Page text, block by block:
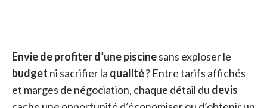
Envie de profiter d’une piscinesans exploser le
budget ni sacrifier la qualité? Entre tarifs affichés
et marges de négociation, chaque détail du devis